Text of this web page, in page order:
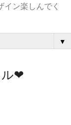
ン楽しんでく
▼
ル❤